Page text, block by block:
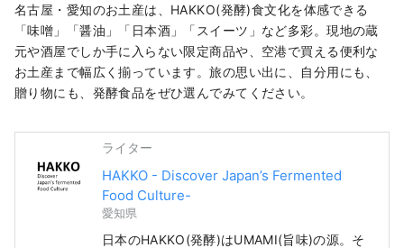
名古屋・愛知のお土産は、HAKKO(発酵)食文化を体感できる
「味噌」「醤油」「日本酒」「スイーツ」など多彩。現地の蔵
元や酒屋でしか手に入らない限定商品や、空港で買える便利な
お土産まで幅広く揃っています。旅の思い出に、自分用にも、
贈り物にも、発酵食品をぜひ選んでみてください。
ライター
HAKKO - Discover Japan’s Fermented
Food Culture-
愛知県
日本のHAKKO(発酵)はUMAMI(旨味)の源。そ